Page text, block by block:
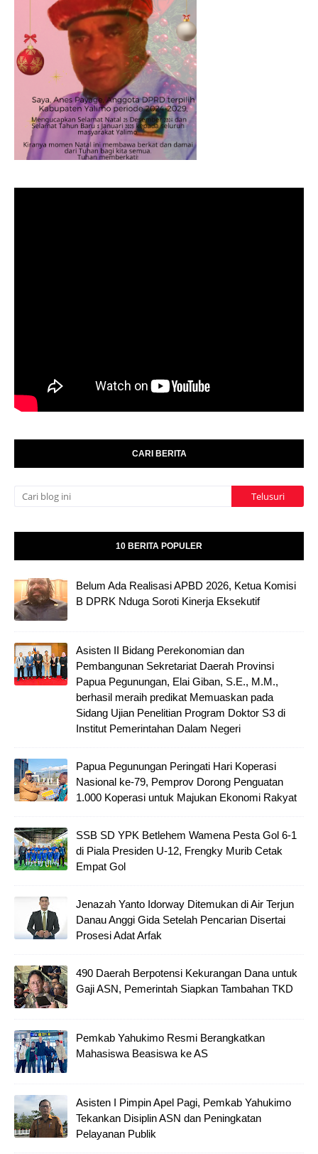
CARI BERITA
10 BERITA POPULER
Belum Ada Realisasi APBD 2026, Ketua Komisi
B DPRK Nduga Soroti Kinerja Eksekutif
Asisten II Bidang Perekonomian dan
Pembangunan Sekretariat Daerah Provinsi
Papua Pegunungan, Elai Giban, S.E., M.M.,
berhasil meraih predikat Memuaskan pada
Sidang Ujian Penelitian Program Doktor S3 di
Institut Pemerintahan Dalam Negeri
Papua Pegunungan Peringati Hari Koperasi
Nasional ke-79, Pemprov Dorong Penguatan
1.000 Koperasi untuk Majukan Ekonomi Rakyat
SSB SD YPK Betlehem Wamena Pesta Gol 6-1
di Piala Presiden U-12, Frengky Murib Cetak
Empat Gol
Jenazah Yanto Idorway Ditemukan di Air Terjun
Danau Anggi Gida Setelah Pencarian Disertai
Prosesi Adat Arfak
490 Daerah Berpotensi Kekurangan Dana untuk
Gaji ASN, Pemerintah Siapkan Tambahan TKD
Pemkab Yahukimo Resmi Berangkatkan
Mahasiswa Beasiswa ke AS
Asisten I Pimpin Apel Pagi, Pemkab Yahukimo
Tekankan Disiplin ASN dan Peningkatan
Pelayanan Publik